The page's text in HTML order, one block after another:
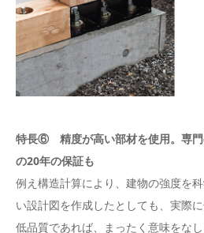
特長⑥ 精度が高い部材を使用。専門
の20年の保証も
例え構造計算により、建物の強度を
い設計図を作成したとしても、実際
低品質であれば、まったく意味をな